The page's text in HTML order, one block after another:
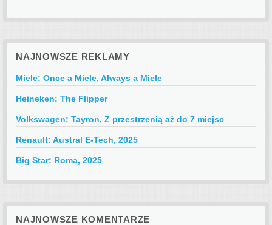
NAJNOWSZE REKLAMY
Miele: Once a Miele, Always a Miele
Heineken: The Flipper
Volkswagen: Tayron, Z przestrzenią aż do 7 miejsc
Renault: Austral E-Tech, 2025
Big Star: Roma, 2025
NAJNOWSZE KOMENTARZE